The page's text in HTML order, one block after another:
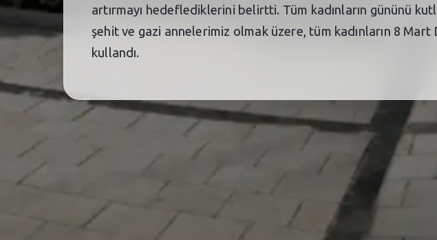
artırmayı hedeflediklerini belirtti. Tüm kadınların gününü
şehit ve gazi annelerimiz olmak üzere, tüm kadınların 8
kullandı.